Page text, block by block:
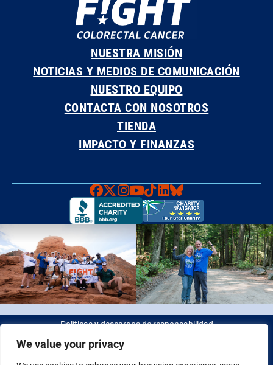
We value your privacy
NUESTRA MISIÓN
NOTICIAS Y MEDIOS DE COMUNICACIÓN
NUESTRO EQUIPO
CONTACTA CON NOSOTROS
TIENDA
IMPACTO Y FINANZAS
Faceboook
X Instagram
YouTube
TikTok
LinkedIn
Bluesky
Políticas y descargos de responsabilidad
© 2026 Fight Colorectal Cancer. Todos los derechos reservados.